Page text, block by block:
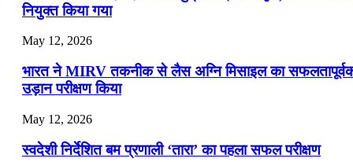
नियुक्त किया गया
May 12, 2026
भारत ने MIRV तकनीक से लैस अग्नि मिसाइल का
उड़ान परीक्षण किया
May 12, 2026
स्वदेशी निर्देशित बम प्रणाली ‘तारा’ का पहला सफल परीक्षण